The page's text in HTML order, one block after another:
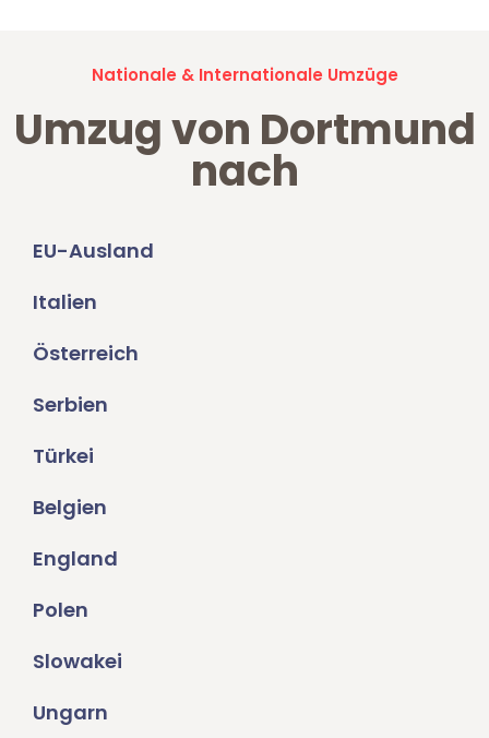
Nationale & Internationale Umzüge
Umzug von Dortmund
nach
EU-Ausland
Italien
Österreich
Serbien
Türkei
Belgien
England
Polen
Slowakei
Ungarn